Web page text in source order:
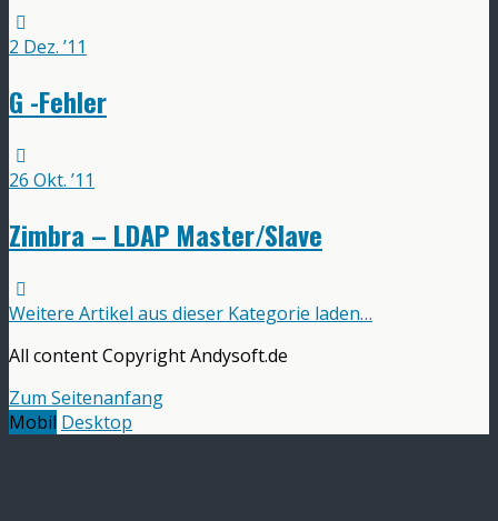
2 Dez. ’11
G -Fehler
26 Okt. ’11
Zimbra – LDAP Master/Slave
Weitere Artikel aus dieser Kategorie laden…
All content Copyright Andysoft.de
Zum Seitenanfang
Mobil Desktop